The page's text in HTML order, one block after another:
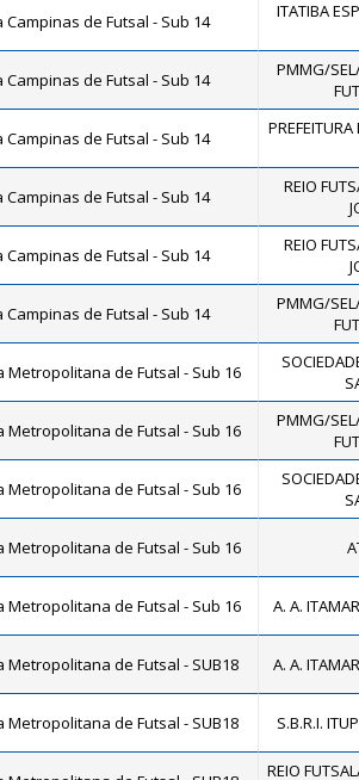
Campinas de Futsal - Sub 14 ITATIBA
Campinas de Futsal - Sub 14
PMMG/
Campinas de Futsal - Sub 14
Campinas de Futsal - Sub 14
REIO
Campinas de Futsal - Sub 14
REIO
Campinas de Futsal - Sub 14
PMMG/
Metropolitana de Futsal - Sub 16
Metropolitana de Futsal - Sub 16
PMMG/
Metropolitana de Futsal - Sub 16
Metropolitana de Futsal - Sub 16
Metropolitana de Futsal - Sub 16 A. A.
Metropolitana de Futsal - SUB18 A. A.
Metropolitana de Futsal - SUB18 S.B.R.I.
REIO